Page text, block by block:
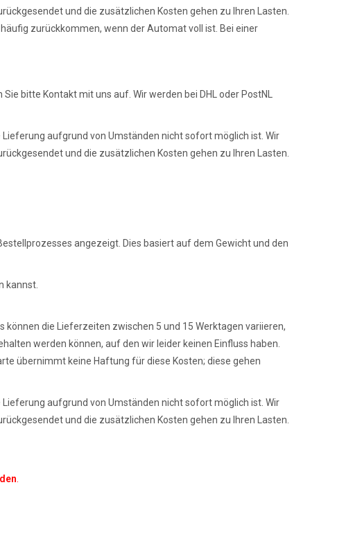
und die zusätzlichen Kosten gehen zu Ihren Lasten.
zurückkommen, wenn der Automat voll ist. Bei einer
bitte Kontakt mit uns auf. Wir werden bei DHL oder PostNL
aufgrund von Umständen nicht sofort möglich ist. Wir
und die zusätzlichen Kosten gehen zu Ihren Lasten.
angezeigt. Dies basiert auf dem Gewicht und den
kannst.
können die Lieferzeiten zwischen 5 und 15 Werktagen variieren,
werden können, auf den wir leider keinen Einfluss haben.
übernimmt keine Haftung für diese Kosten; diese gehen
aufgrund von Umständen nicht sofort möglich ist. Wir
und die zusätzlichen Kosten gehen zu Ihren Lasten.